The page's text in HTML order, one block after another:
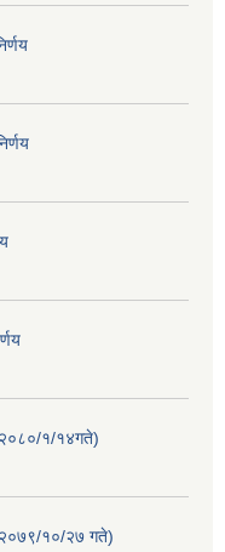
२०८०/१/१४गते)
२०७९/१०/२७ गते)